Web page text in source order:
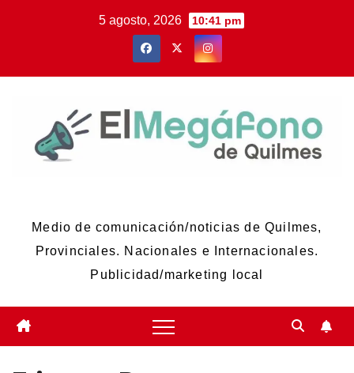
5 agosto, 2026 10:41 pm
Medio de comunicación/noticias de Quilmes,
Provinciales. Nacionales e Internacionales.
Publicidad/marketing local